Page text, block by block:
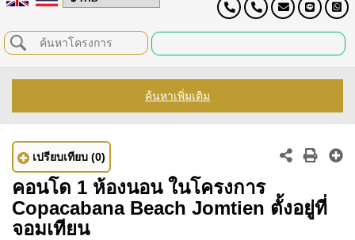
ค้นหาเพิ่มเติม
เปรียบเทียบ (0)
คอนโด 1 ห้องนอน ในโครงการ
Copacabana Beach Jomtien ตั้งอยู่ที่
จอมเทียน